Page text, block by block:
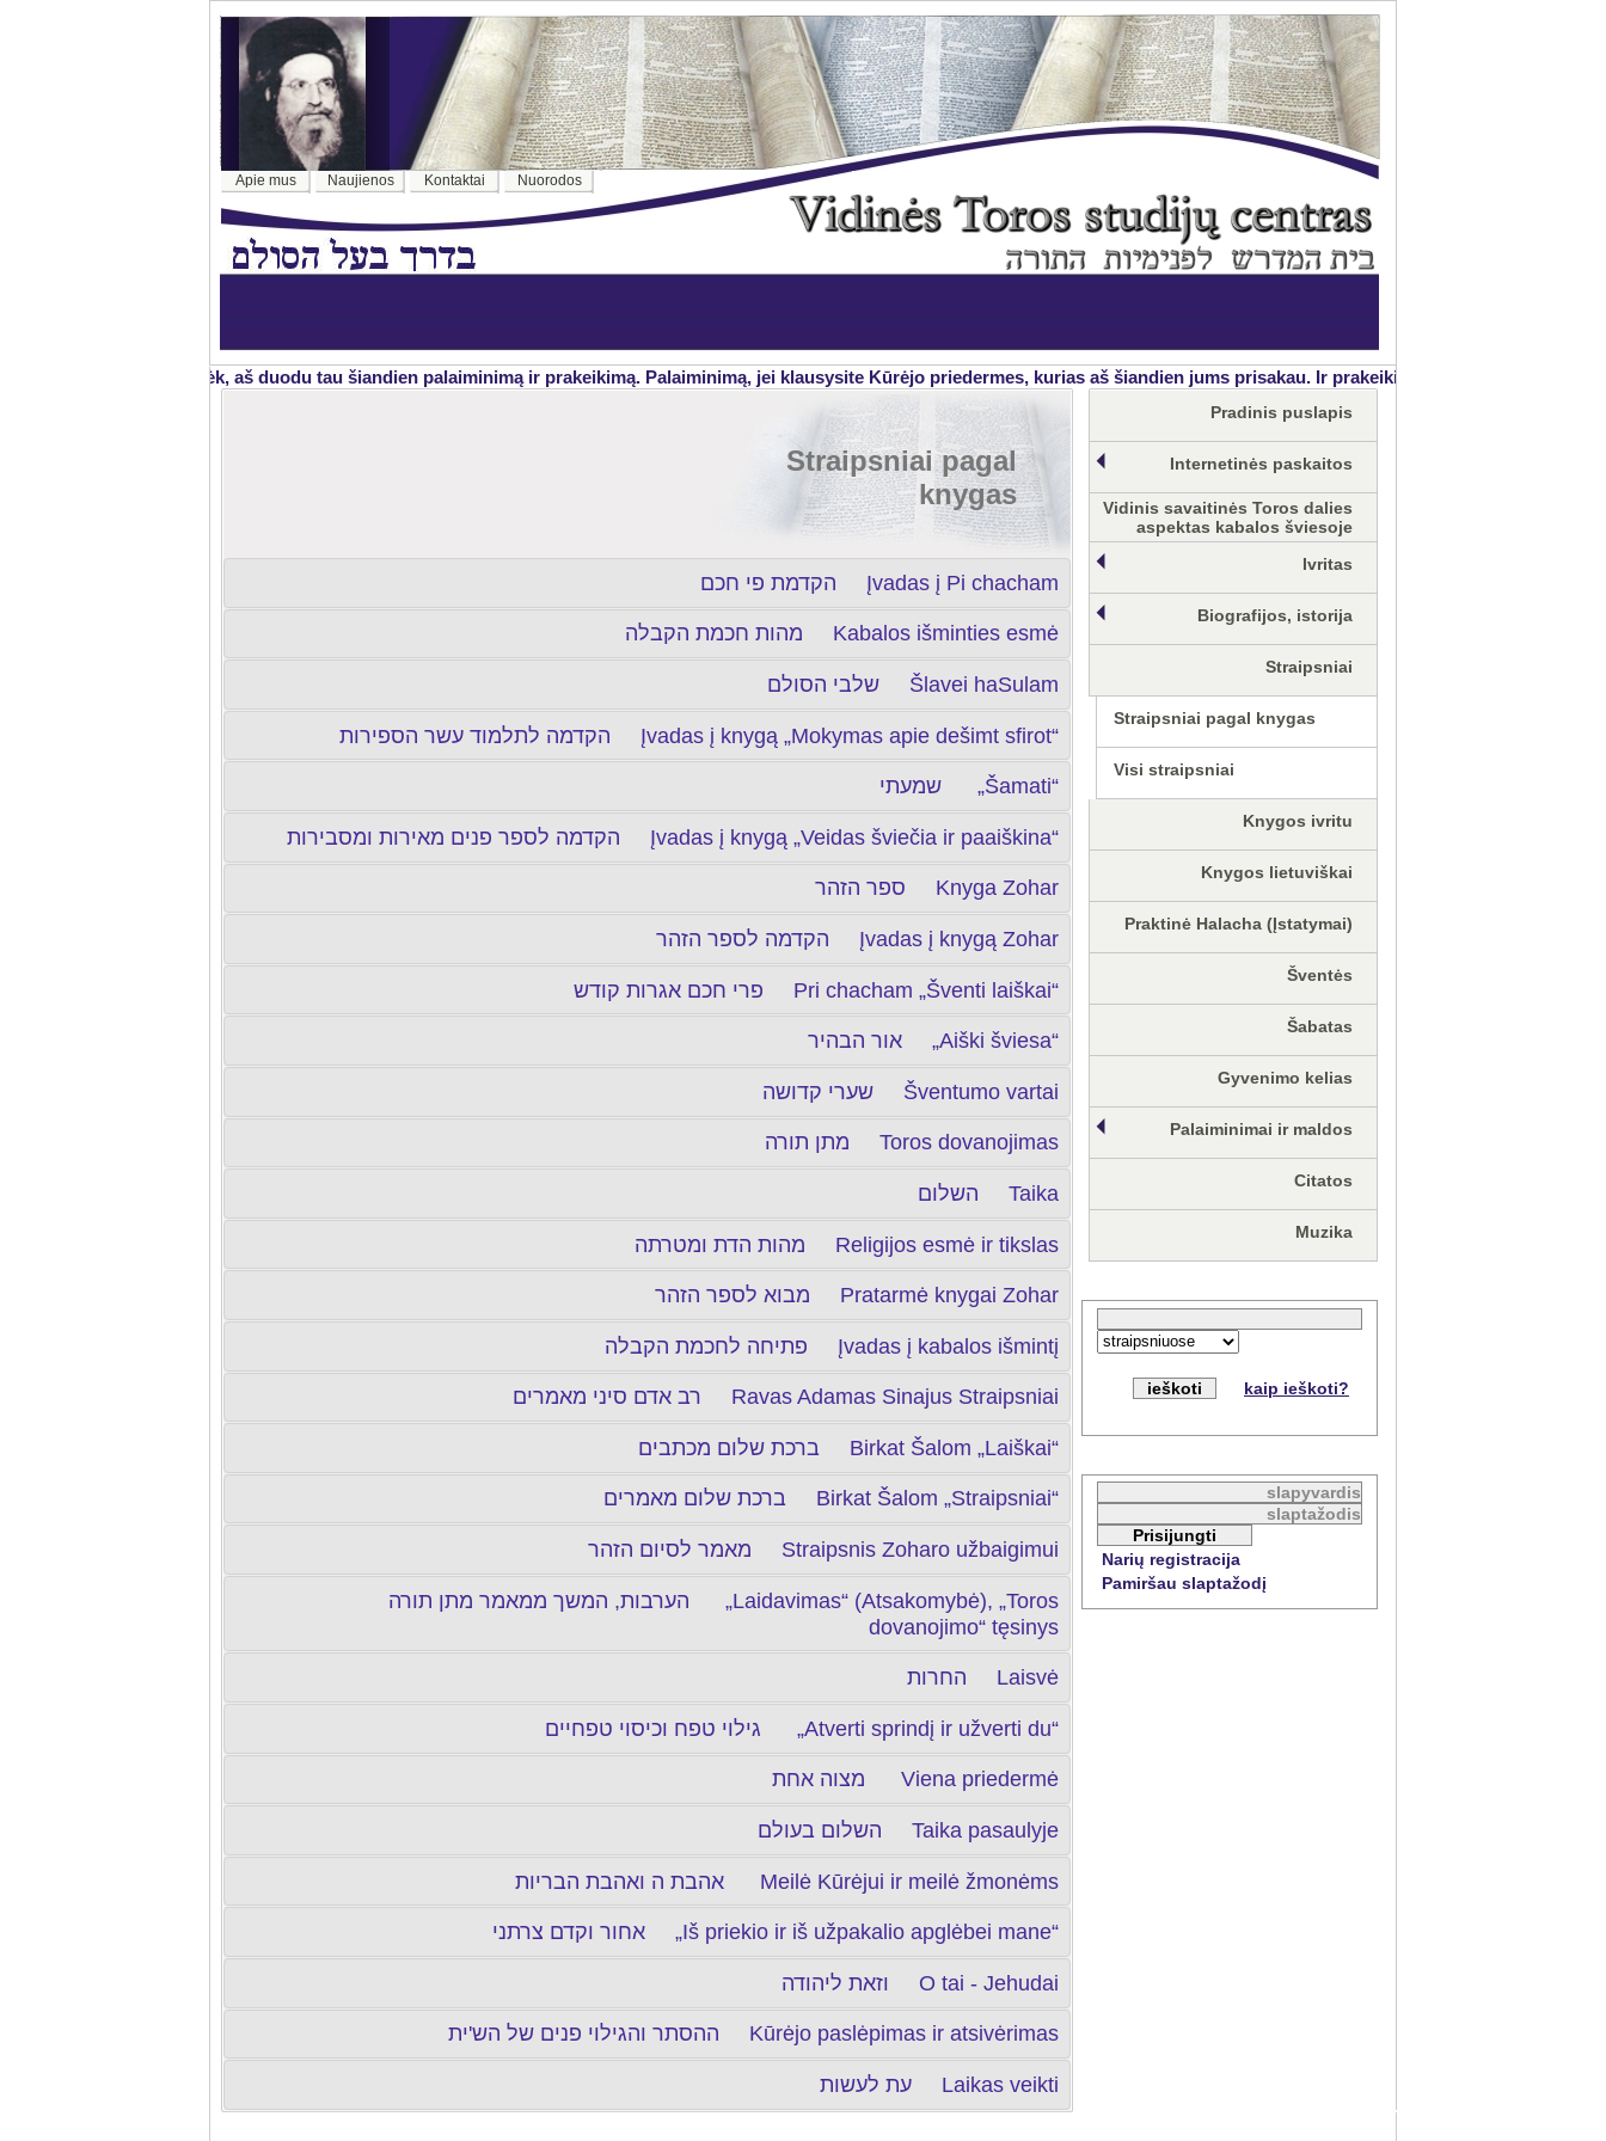
Apie mus Naujienos Kontaktai Nuorodos
„Žiūrėk, aš duodu tau šiandien palaiminimą ir prakeikimą. Palaiminimą, jei klausysite Kūrėjo priedermes, kurias aš šiandien jums prisakau. Ir prakeikimą, jei neklausysite
Straipsniai pagal
knygas
הקדמת פי חכם Įvadas į Pi chacham
מהות חכמת הקבלה Kabalos išminties esmė
שלבי הסולם Šlavei haSulam
הקדמה לתלמוד עשר הספירות Įvadas į knygą „Mokymas apie dešimt sfirot“
שמעתי „Šamati“
הקדמה לספר פנים מאירות ומסבירות Įvadas į knygą „Veidas šviečia ir paaiškina“
ספר הזהר Knyga Zohar
הקדמה לספר הזהר Įvadas į knygą Zohar
פרי חכם אגרות קודש Pri chacham „Šventi laiškai“
אור הבהיר „Aiški šviesa“
שערי קדושה Šventumo vartai
מתן תורה Toros dovanojimas
השלום Taika
מהות הדת ומטרתה Religijos esmė ir tikslas
מבוא לספר הזהר Pratarmė knygai Zohar
פתיחה לחכמת הקבלה Įvadas į kabalos išmintį
רב אדם סיני מאמרים Ravas Adamas Sinajus Straipsniai
ברכת שלום מכתבים Birkat Šalom „Laiškai“
ברכת שלום מאמרים Birkat Šalom „Straipsniai“
מאמר לסיום הזהר Straipsnis Zoharo užbaigimui
הערבות, המשך ממאמר מתן תורה „Laidavimas“ (Atsakomybė), „Toros
dovanojimo“ tęsinys
החרות Laisvė
גילוי טפח וכיסוי טפחיים „Atverti sprindį ir užverti du“
מצוה אחת Viena priedermė
השלום בעולם Taika pasaulyje
אהבת ה ואהבת הבריות Meilė Kūrėjui ir meilė žmonėms
אחור וקדם צרתני „Iš priekio ir iš užpakalio apglėbei mane“
וזאת ליהודה O tai - Jehudai
ההסתר והגילוי פנים של הש'ית Kūrėjo paslėpimas ir atsivėrimas
עת לעשות Laikas veikti
Pradinis puslapis
Internetinės paskaitos
Vidinis savaitinės Toros dalies
aspektas kabalos šviesoje
Ivritas
Biografijos, istorija
Straipsniai
Straipsniai pagal knygas
Visi straipsniai
Knygos ivritu
Knygos lietuviškai
Praktinė Halacha (Įstatymai)
Šventės
Šabatas
Gyvenimo kelias
Palaiminimai ir maldos
Citatos
Muzika
kaip ieškoti?
Narių registracija
Pamiršau slaptažodį